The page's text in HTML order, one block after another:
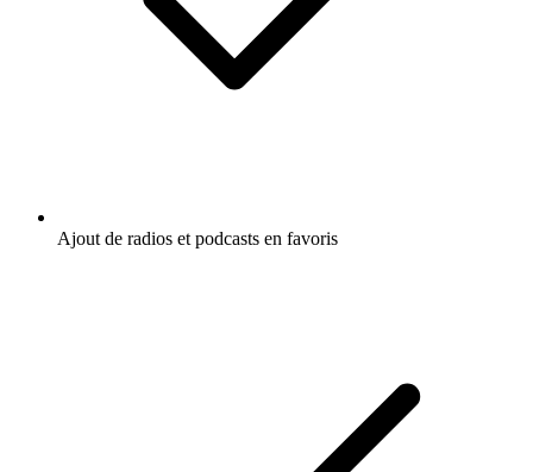
Ajout de radios et podcasts en favoris